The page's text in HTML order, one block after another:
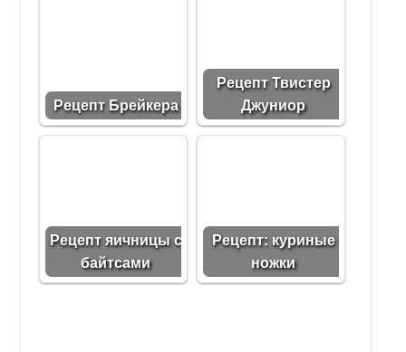
Рецепт Брейкера
Рецепт Твистер
Джуниор
Рецепт яичницы с
байтсами
Рецепт: куриные
ножки